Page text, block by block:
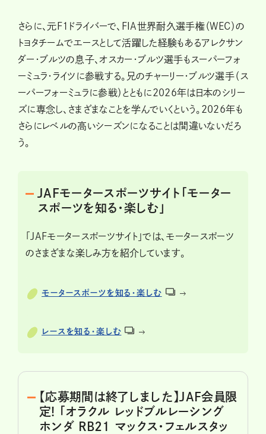
さらに、元F1ドライバーで、FIA世界耐久選手権（WEC）の
トヨタチームでエースとして活躍した経験もあるアレクサン
ダー・ブルツの息子、オスカー・ブルツ選手もスーパーフォ
ーミュラ・ライツに参戦する。兄のチャーリー・ブルツ選手（ス
ーパーフォーミュラに参戦）とともに2026年は日本のシリー
ズに専念し、さまざまなことを学んでいくという。2026年も
さらにレベルの高いシーズンになることは間違いないだろ
う。
JAFモータースポーツサイト「モーター
スポーツを知る・楽しむ」
「JAFモータースポーツサイト」では、モータースポーツ
のさまざまな楽しみ方を紹介しています。
モータースポーツを知る・楽しむ
レースを知る・楽しむ
【応募期間は終了しました】JAF会員限
定! 「オラクル レッドブルレーシング
ホンダ RB21 マックス・フェルスタッ